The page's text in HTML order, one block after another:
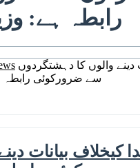
رابطہ ہے:
دینے والوں کا دہشتگردوں
سے ضرورکوئی رابطہ
کیخلاف بیانات